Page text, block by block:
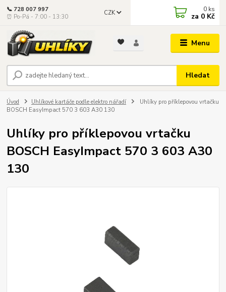
Menu
CZK
Hledat
📞 728 007 997
⏰ Po-Pá - 7:00 - 13:30
0 ks
za 0 Kč
Úvod Uhlíkové kartáče podle elektro nářadí
Uhlíky pro příklepovou vrtačku
BOSCH EasyImpact 570 3 603 A30 130
Uhlíky pro příklepovou vrtačku
BOSCH EasyImpact 570 3 603 A30
130